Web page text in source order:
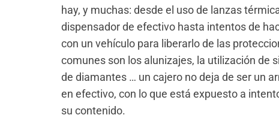
hay, y muchas: desde el uso de lanzas
dispensador de efectivo hasta intentos de
con un vehículo para liberarlo de las
comunes son los alunizajes, la utilización de
de diamantes … un cajero no deja de ser un
en efectivo, con lo que está expuesto a
su contenido.